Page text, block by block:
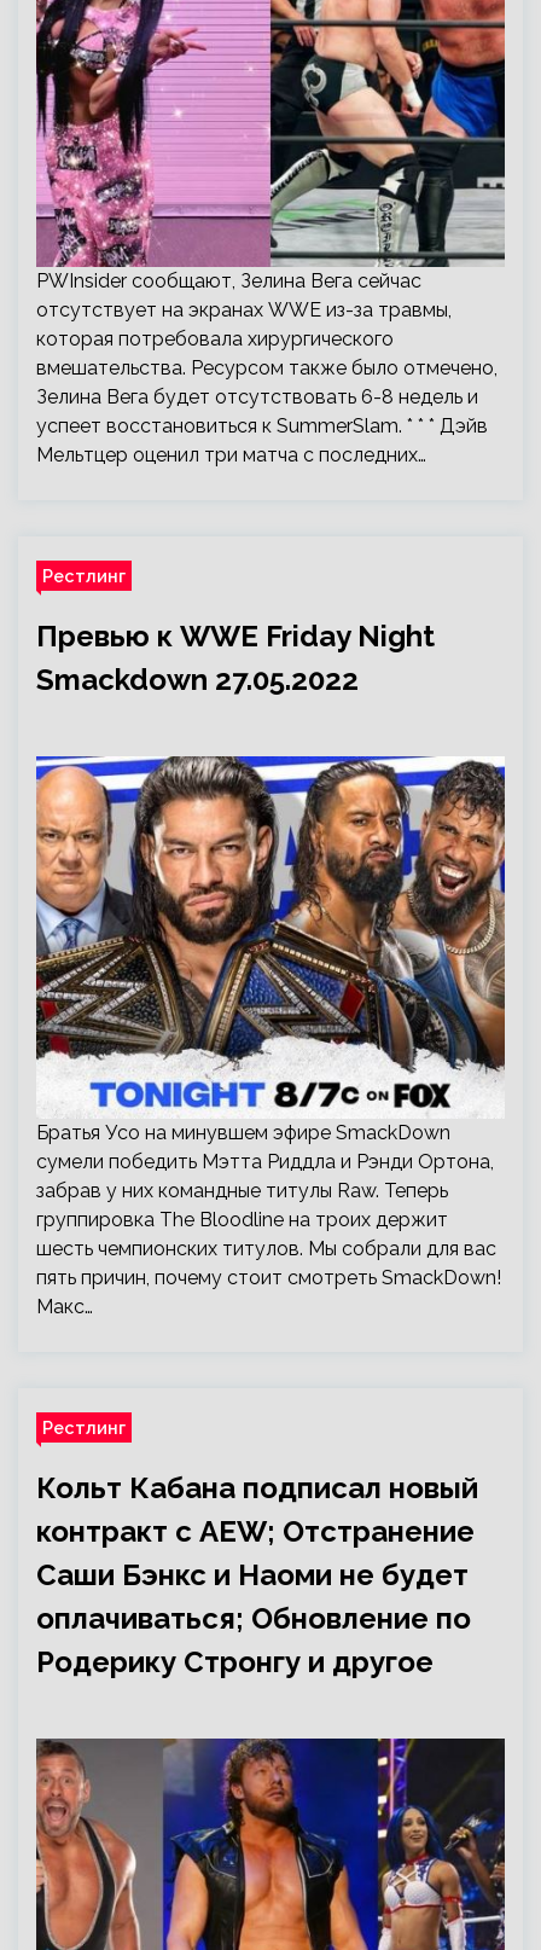
PWInsider сообщают, Зелина Вега сейчас
отсутствует на экранах WWE из-за травмы,
которая потребовала хирургического
вмешательства. Ресурсом также было отмечено,
Зелина Вега будет отсутствовать 6-8 недель и
успеет восстановиться к SummerSlam. * * * Дэйв
Мельтцер оценил три матча с последних…
Рестлинг
Превью к WWE Friday Night
Smackdown 27.05.2022
Братья Усо на минувшем эфире SmackDown
сумели победить Мэтта Риддла и Рэнди Ортона,
забрав у них командные титулы Raw. Теперь
группировка The Bloodline на троих держит
шесть чемпионских титулов. Мы собрали для вас
пять причин, почему стоит смотреть SmackDown!
Макс…
Рестлинг
Кольт Кабана подписал новый
контракт с AEW; Отстранение
Саши Бэнкс и Наоми не будет
оплачиваться; Обновление по
Родерику Стронгу и другое